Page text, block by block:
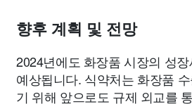
향후 계획 및 전망
2024년에도 화장품 시장의 성
예상됩니다. 식약처는 화장품
기 위해 앞으로도 규제 외교를